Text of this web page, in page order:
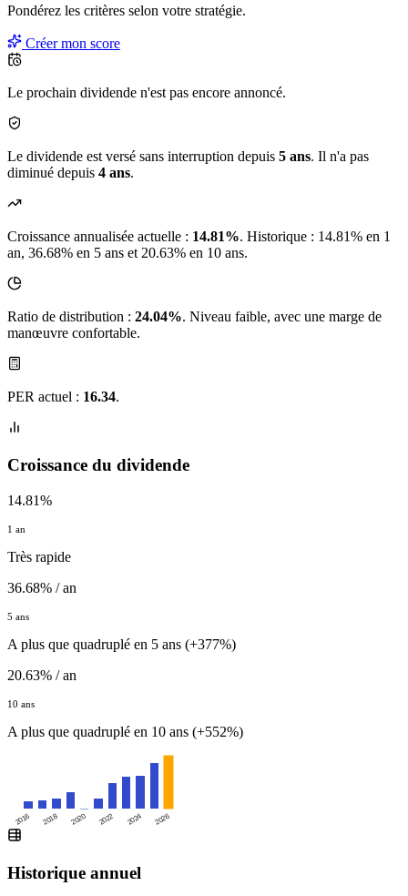
Pondérez les critères selon votre stratégie.
Créer mon score
Le prochain dividende n'est pas encore annoncé.
Le dividende est versé sans interruption depuis 5 ans. Il n'a pas
diminué depuis 4 ans.
Croissance annualisée actuelle : 14.81%. Historique : 14.81% en 1
an, 36.68% en 5 ans et 20.63% en 10 ans.
Ratio de distribution : 24.04%. Niveau faible, avec une marge de
manœuvre confortable.
PER actuel : 16.34.
Croissance du dividende
14.81%
1 an
Très rapide
36.68% / an
5 ans
A plus que quadruplé en 5 ans (+377%)
20.63% / an
10 ans
A plus que quadruplé en 10 ans (+552%)
2016 2018 2020 2022 2024 2026
Historique annuel